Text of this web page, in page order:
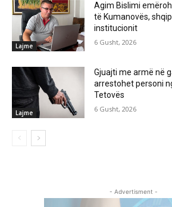
Lajme
Agim Bislimi
të Kumanovës,
institucionit
6 Gusht, 2026
Lajme
Gjuajti me armë në
arrestohet personi
Tetovës
6 Gusht, 2026
- Advertisment -